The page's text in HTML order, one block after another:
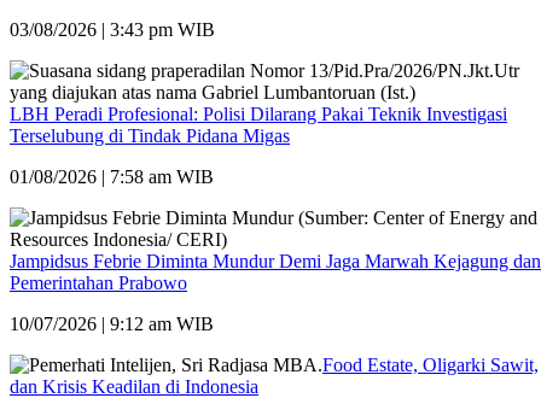
03/08/2026 | 3:43 pm WIB
LBH Peradi Profesional: Polisi Dilarang Pakai Teknik Investigasi
Terselubung di Tindak Pidana Migas
01/08/2026 | 7:58 am WIB
Jampidsus Febrie Diminta Mundur Demi Jaga Marwah Kejagung dan
Pemerintahan Prabowo
10/07/2026 | 9:12 am WIB
Food Estate, Oligarki Sawit,
dan Krisis Keadilan di Indonesia